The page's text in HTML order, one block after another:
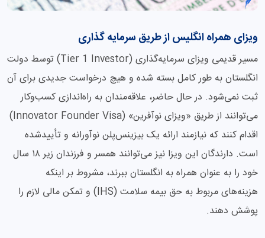
ویزای همراه انگلیس از طریق سرمایه گذاری
مسیر قدیمی ویزای سرمایه‌گذاری (Tier 1 Investor) توسط دولت
انگلستان به طور کامل بسته شده و هیچ درخواست جدیدی برای آن
ثبت نمی‌شود. در حال حاضر، علاقه‌مندان به راه‌اندازی کسب‌وکار
می‌توانند از طریق «ویزای نوآفرین» (Innovator Founder Visa)
اقدام کنند که نیازمند ارائه یک بیزینس‌پلن نوآورانه و تأییدشده
است. دارندگان این ویزا نیز می‌توانند همسر و فرزندان زیر ۱۸ سال
خود را به عنوان همراه به انگلستان ببرند، مشروط بر اینکه
هزینه‌های مربوط به حق بیمه سلامت (IHS) و تمکن مالی لازم را
پوشش دهند.